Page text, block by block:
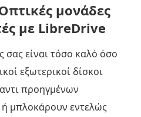
μονάδες
με LibreDrive
σας είναι τόσο καλό όσο
εξωτερικοί δίσκοι
προηγμένων
μπλοκάρουν εντελώς